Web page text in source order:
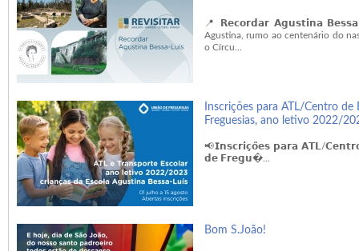
📍 𝗥𝗲𝗰𝗼𝗿𝗱𝗮𝗿 𝗔𝗴𝘂𝘀𝘁𝗶𝗻𝗮 𝗕𝗲𝘀𝘀𝗮
Agustina, rumo ao centenário do
o Círcu...
Inscrições para ATL/Centro
Freguesias, ano letivo 2022/
📢𝗜𝗻𝘀𝗰𝗿𝗶𝗰̧𝗼̃𝗲𝘀 𝗽𝗮𝗿𝗮 𝗔𝗧𝗟/
𝗱𝗲 𝗙𝗿𝗲𝗴𝘂�...
Bom S.João!